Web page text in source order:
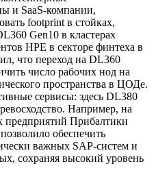
и SaaS-компании,
footprint в стойках,
Gen10 в кластерах
HPE в секторе финтеха в
что переход на DL360
число рабочих нод на
пространства в ЦОДе.
сервисы: здесь DL380
Например, на
Прибалтики
обеспечить
важных SAP-систем и
сохраняя высокий уровень